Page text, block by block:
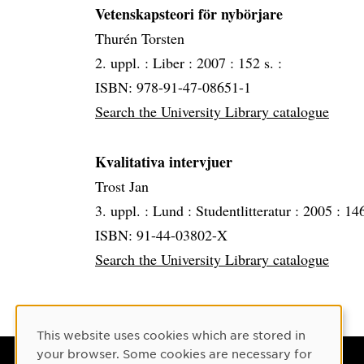
Vetenskapsteori för nybörjare
Thurén Torsten
2. uppl. : Liber : 2007 : 152 s. :
ISBN: 978-91-47-08651-1
Search the University Library catalogue
Kvalitativa intervjuer
Trost Jan
3. uppl. : Lund : Studentlitteratur : 2005 :
ISBN: 91-44-03802-X
Search the University Library catalogue
Cookie Consent
This website uses cookies which are stored in
your browser. Some cookies are necessary for